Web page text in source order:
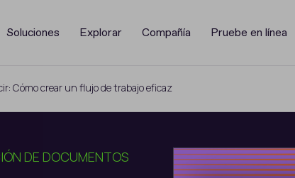
Soluciones Explorar Compañía Pruebe en línea
Cómo crear un flujo de trabajo eficaz
DE DOCUMENTOS